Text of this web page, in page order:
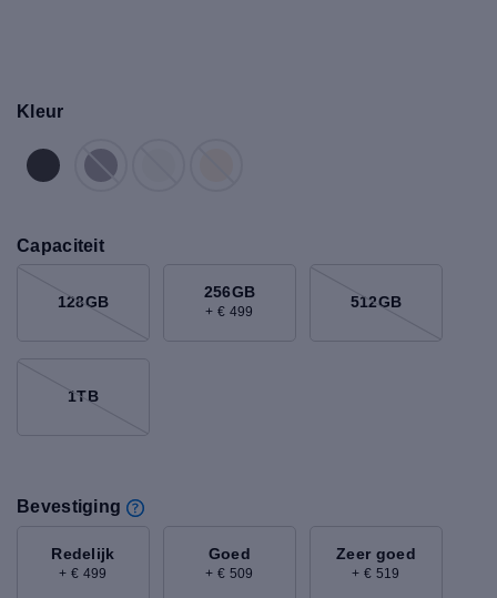
Kleur
Capaciteit
128GB
256GB
+ € 499
512GB
1TB
Bevestiging
Redelijk
+ € 499
Goed
+ € 509
Zeer goed
+ € 519